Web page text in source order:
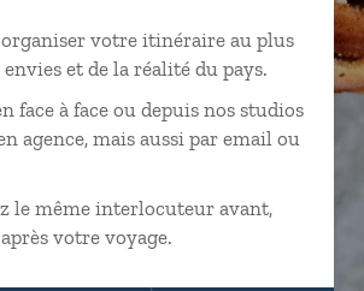
votre itinéraire au plus
envies et de la réalité du pays.
face à face ou depuis nos studios
agence, mais aussi par email ou
le même interlocuteur avant,
votre voyage.